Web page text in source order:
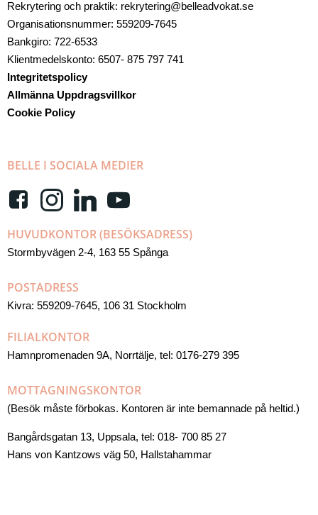
Rekrytering och praktik: rekrytering@belleadvokat.se
Organisationsnummer: 559209-7645
Bankgiro: 722-6533
Klientmedelskonto: 6507- 875 797 741
Integritetspolicy
Allmänna Uppdragsvillkor
Cookie Policy
BELLE I SOCIALA MEDIER
HUVUDKONTOR (BESÖKSADRESS)
Stormbyvägen 2-4, 163 55 Spånga
POSTADRESS
Kivra: 559209-7645, 106 31 Stockholm
FILIALKONTOR
Hamnpromenaden 9A, Norrtälje, tel: 0176-279 395
MOTTAGNINGSKONTOR
(Besök måste förbokas. Kontoren är inte bemannade på heltid.)
Bangårdsgatan 13, Uppsala, tel: 018- 700 85 27
Hans von Kantzows väg 50, Hallstahammar